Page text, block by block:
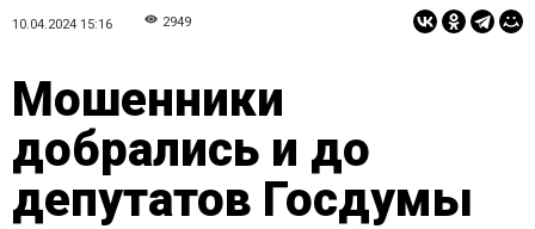
10.04.2024 15:16 2949
Мошенники
добрались и до
депутатов Госдумы